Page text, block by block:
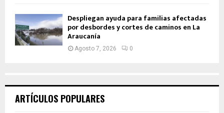
Despliegan ayuda para familias afectadas
por desbordes y cortes de caminos en La
Araucanía
Agosto 7, 2026 0
ARTÍCULOS POPULARES